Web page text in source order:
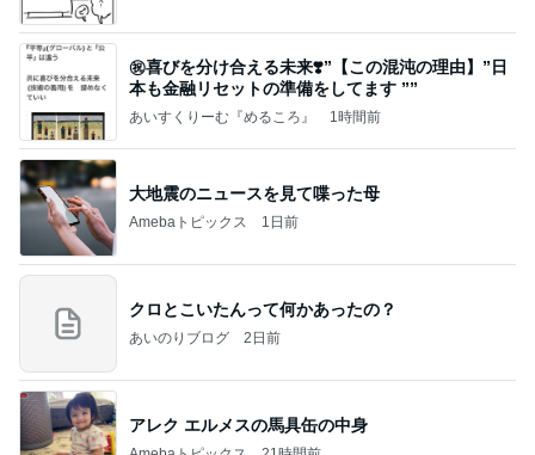
㊗️喜びを分け合える未来❣️”【この混沌の理由】”⽇
本も⾦融リセットの準備をしてます ””
あいすくりーむ『めるころ』 1時間前
大地震のニュースを見て喋った母
Amebaトピックス 1日前
クロとこいたんって何かあったの？
あいのりブログ 2日前
アレク エルメスの馬具缶の中身